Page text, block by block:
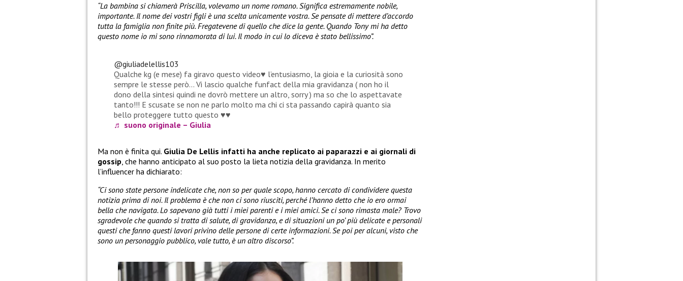
“La bambina si chiamerà Priscilla, volevamo un nome romano. Significa estremamente nobile,
importante. Il nome dei vostri figli è una scelta unicamente vostra. Se pensate di mettere d’accordo
tutta la famiglia non finite più. Fregatevene di quello che dice la gente. Quando Tony mi ha detto
questo nome io mi sono rinnamorata di lui. Il modo in cui lo diceva è stato bellissimo”.
@giuliadelellis103
Qualche kg (e mese) fa giravo questo video♥️ l’entusiasmo, la gioia e la curiosità sono
sempre le stesse però… Vi lascio qualche funfact della mia gravidanza ( non ho il
dono della sintesi quindi ne dovrò mettere un altro, sorry ) ma so che lo aspettavate
tanto!!! E scusate se non ne parlo molto ma chi ci sta passando capirà quanto sia
bello proteggere tutto questo ♥️♥️
♬ suono originale – Giulia
Ma non è finita qui. Giulia De Lellis infatti ha anche replicato ai paparazzi e ai giornali di
gossip, che hanno anticipato al suo posto la lieta notizia della gravidanza. In merito
l’influencer ha dichiarato:
“Ci sono state persone indelicate che, non so per quale scopo, hanno cercato di condividere questa
notizia prima di noi. Il problema è che non ci sono riusciti, perché l’hanno detto che io ero ormai
bella che navigata. Lo sapevano già tutti i miei parenti e i miei amici. Se ci sono rimasta male? Trovo
sgradevole che quando si tratta di salute, di gravidanza, e di situazioni un po’ più delicate e personali
questi che fanno questi lavori privino delle persone di certe informazioni. Se poi per alcuni, visto che
sono un personaggio pubblico, vale tutto, è un altro discorso”.